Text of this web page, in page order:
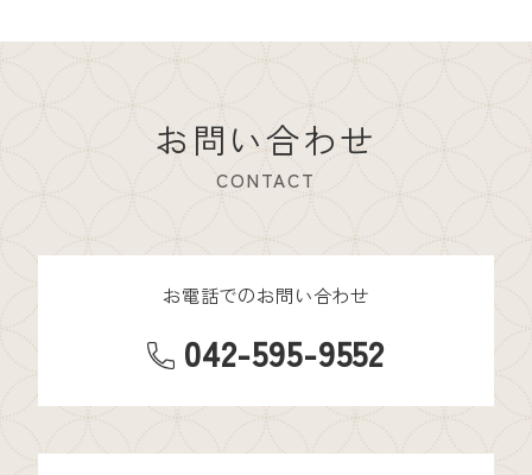
お問い合わせ
CONTACT
お電話でのお問い合わせ
042-595-9552